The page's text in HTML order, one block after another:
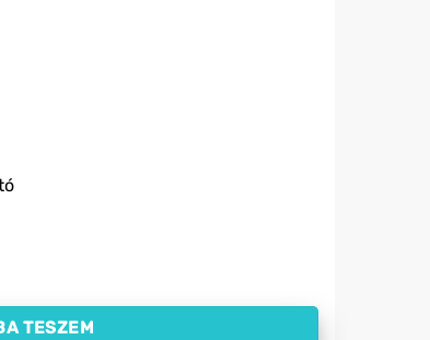
ActivePlast (6 db) mennyiség
TESZEM